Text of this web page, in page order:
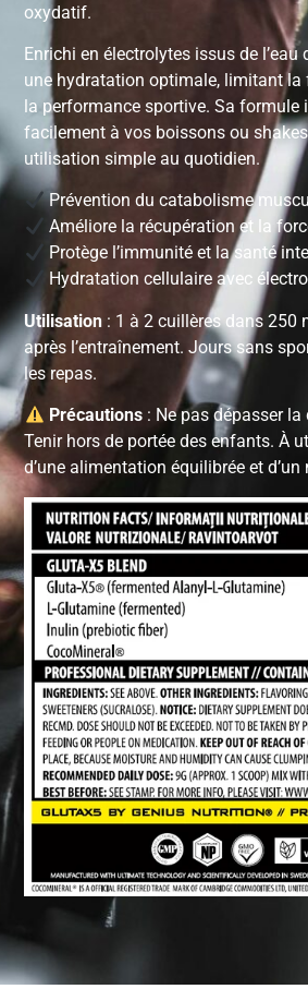
oxydatif.
Enrichi en électrolytes issus de
une hydratation optimale, limitant
la performance sportive. Sa formule
facilement à vos boissons ou
utilisation simple au quotidien.
Prévention du catabolisme
Améliore la récupération et la
Protège l’immunité et la santé
Hydratation cellulaire avec
Utilisation : 1 à 2 cuillères dans 250
après l’entraînement. Jours sans
les repas.
Précautions: Ne pas dépasser la
Tenir hors de portée des enfants. À
d’une alimentation équilibrée et